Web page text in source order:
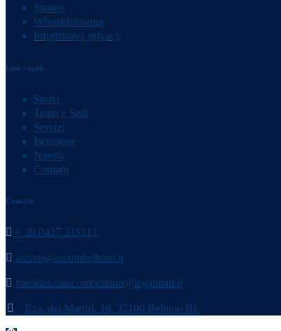
Statuto
Whistleblowing
Informativa privacy
Link rapidi
Storia
Team e Sedi
Servizi
Iscrizione
Novità
Contatti
Contatti
+ 39 0437 215111
ascom@ascombelluno.it
presidenzaascombelluno@legalmail.it
P.za, dei Martiri, 16, 32100 Belluno BL